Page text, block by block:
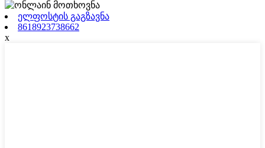
ელფოსტის გაგზავნა
8618923738662
x